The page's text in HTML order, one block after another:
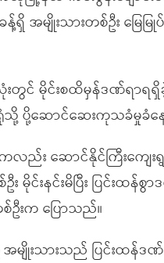
အမျိုးသားတစ်ဦး မြေမြုပ်
တွင် မိုင်းစထိမှန်ဒဏ်ရာရရှိ
ဆောင်ဆေးကုသခံမှုခံန
း ဆောင်နိုင်ကြီးကျေးရွ
င်းနင်းမိပြီး ပြင်းထန်စွ
က ပြောသည်။
ည့် အမျိုးသားသည် ပြင်းထန်